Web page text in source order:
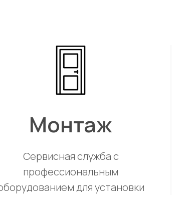
Монтаж
Сервисная служба с
профессиональным
для установки